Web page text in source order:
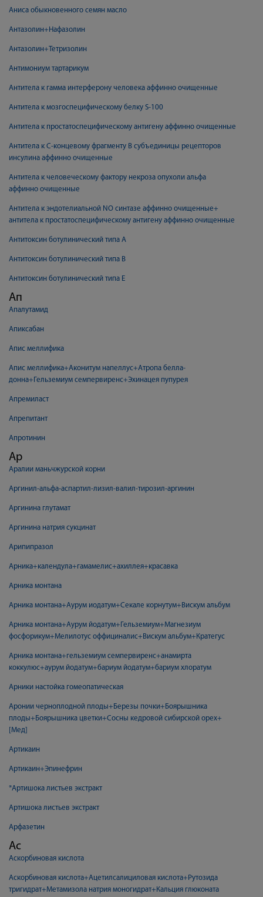
Аниса обыкновенного семян масло
Антазолин+Нафазолин
Антазолин+Тетризолин
Антимониум тартарикум
Антитела к гамма интерферону человека аффинно очищенные
Антитела к мозгоспецифическому белку S-100
Антитела к простатоспецифическому антигену аффинно очищенные
Антитела к С-концевому фрагменту В субъединицы рецепторов
инсулина аффинно очищенные
Антитела к человеческому фактору некроза опухоли альфа
аффинно очищенные
Антитела к эндотелиальной NO синтазе аффинно очищенные+
антитела к простатоспецифическому антигену аффинно очищенные
Антитоксин ботулинический типа А
Антитоксин ботулинический типа В
Антитоксин ботулинический типа Е
Ап
Апалутамид
Апиксабан
Апис меллифика
Апис меллифика+Аконитум напеллус+Атропа белла-
донна+Гельземиум семпервиренс+Эхинацея пупурея
Апремиласт
Апрепитант
Апротинин
Ар
Аралии маньчжурской корни
Аргинил-альфа-аспартил-лизил-валил-тирозил-аргинин
Аргинина глутамат
Аргинина натрия сукцинат
Арипипразол
Арника+календула+гамамелис+ахиллея+красавка
Арника монтана
Арника монтана+Аурум иодатум+Секале корнутум+Вискум альбум
Арника монтана+Аурум йодатум+Гельземиум+Магнезиум
фосфорикум+Мелилотус оффициналис+Вискум альбум+Кратегус
Арника монтана+гельземиум семпервиренс+анамирта
коккулюс+аурум йодатум+бариум йодатум+бариум хлоратум
Арники настойка гомеопатическая
Аронии черноплодной плоды+Березы почки+Боярышника
плоды+Боярышника цветки+Сосны кедровой сибирской орех+
[Мед]
Артикаин
Артикаин+Эпинефрин
*Артишока листьев экстракт
Артишока листьев экстракт
Арфазетин
Ас
Аскорбиновая кислота
Аскорбиновая кислота+Ацетилсалициловая кислота+Рутозида
тригидрат+Метамизола натрия моногидрат+Кальция глюконата